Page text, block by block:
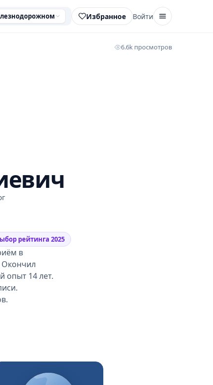
Избранное Войти
6.6k просмотров
рейтинга 2025
в
опыт 14 лет.